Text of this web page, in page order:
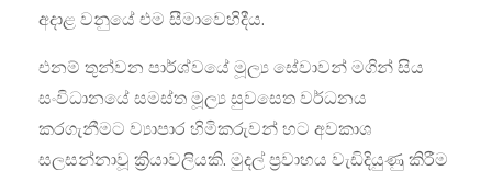
අදාළ වනුයේ එම සීමාවෙහිදීය.
එනම් තුන්වන පාර්ශ්වයේ මූල්‍ය සේවාවන් මගින් සිය
සංවිධානයේ සමස්ත මූල්‍ය සුවසෙත වර්ධනය
කරගැනීමට ව්‍යාපාර හිමිකරුවන් හට අවකාශ
සලසන්නාවූ ක්‍රියාවලියකි. මුදල් ප්‍රවාහය වැඩිදියුණු කිරීම